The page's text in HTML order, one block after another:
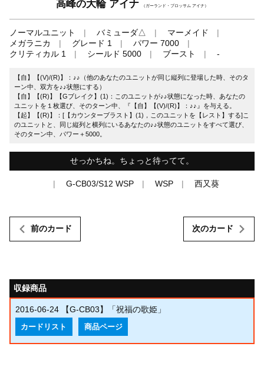
高峰の大輪 アイナ （ガーランド・ブロッサム アイナ）
ノーマルユニット バミューダ△
マーメイド
メガラニカ
グレード 1
パワー 7000
クリティカル 1
シールド 5000 ブースト -
【自】【(V)/(R)】：♪♪（他のあなたのユニットが同じ縦列に登場した時、そのタ
ーン中、双方を♪♪状態にする）
【自】【(R)】【Gブレイク】(1)：このユニットが♪♪状態になった時、あなたの
ユニットを１枚選び、そのターン中、『【自】【(V)/(R)】：♪♪』を与える。
【起】【(R)】：[【カウンターブラスト】(1)，このユニットを【レスト】する]こ
のユニットと、同じ縦列と横列にいるあなたの♪♪状態のユニットをすべて選び、
そのターン中、パワー＋5000。
せっかちね。ちょっと待ってて。
G-CB03/S12 WSP WSP 西又葵
前のカード 次のカード
収録商品
2016-06-24 【G-CB03】「祝福の歌姫」
カードリスト 商品ページ